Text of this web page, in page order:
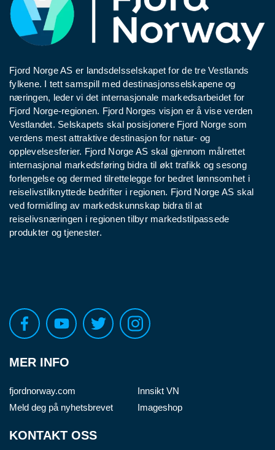
Fjord Norge AS er landsdelsselskapet for de tre Vestlands
fylkene. I tett samspill med destinasjonsselskapene og
næringen, leder vi det internasjonale markedsarbeidet for
Fjord Norge-regionen. Fjord Norges visjon er å vise verden
Vestlandet. Selskapets skal posisjonere Fjord Norge som
verdens mest attraktive destinasjon for natur- og
opplevelsesferier. Fjord Norge AS skal gjennom målrettet
internasjonal markedsføring bidra til økt trafikk og sesong
forlengelse og dermed tilrettelegge for bedret lønnsomhet i
reiselivstilknyttede bedrifter i regionen. Fjord Norge AS skal
ved formidling av markedskunnskap bidra til at
reiselivsnæringen i regionen tilbyr markedstilpassede
produkter og tjenester.
MER INFO
fjordnorway.com
Meld deg på nyhetsbrevet
Innsikt VN
Imageshop
KONTAKT OSS